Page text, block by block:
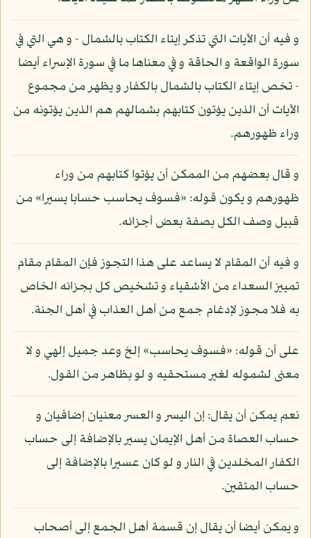
و فيه أن الآيات التي تذكر إيتاء الكتاب بالشمال - و هي التي في
سورة الواقعة و الحاقة و في معناها ما في سورة الإسراء أيضا
- تخص إيتاء الكتاب بالشمال بالكفار و يظهر من مجموع
الآيات أن الذين يؤتون كتابهم بشمالهم هم الذين يؤتونه من
وراء ظهورهم.
و قال بعضهم من الممكن أن يؤتوا كتابهم من وراء
ظهورهم و يكون قوله: «فسوف يحاسب حسابا يسيرا» من
قبيل وصف الكل بصفة بعض أجزائه.
و فيه أن المقام لا يساعد على هذا التجوز فإن المقام مقام
تمييز السعداء من الأشقياء و تشخيص كل بجزائه الخاص
به فلا مجوز لإدغام جمع من أهل العذاب في أهل الجنة.
على أن قوله: «فسوف يحاسب» إلخ وعد جميل إلهي و لا
معنى لشموله لغير مستحقيه و لو بظاهر من القول.
نعم يمكن أن يقال: إن اليسر و العسر معنيان إضافيان و
حساب العصاة من أهل الإيمان يسير بالإضافة إلى حساب
الكفار المخلدين في النار و لو كان عسيرا بالإضافة إلى
حساب المتقين.
و يمكن أيضا أن يقال إن قسمة أهل الجمع إلى أصحاب